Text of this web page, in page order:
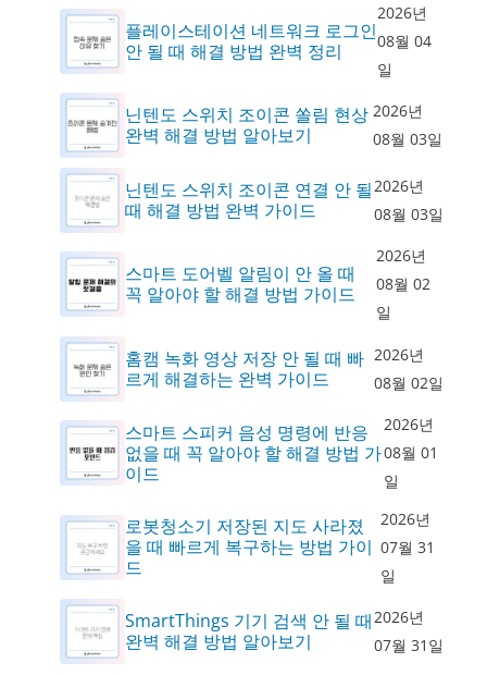
플레이스테이션 네트워크 로그인
안 될 때 해결 방법 완벽 정리
2026년
08월 04
일
닌텐도 스위치 조이콘 쏠림 현상
완벽 해결 방법 알아보기
2026년
08월 03일
닌텐도 스위치 조이콘 연결 안 될
때 해결 방법 완벽 가이드
2026년
08월 03일
스마트 도어벨 알림이 안 올 때
꼭 알아야 할 해결 방법 가이드
2026년
08월 02
일
홈캠 녹화 영상 저장 안 될 때 빠
르게 해결하는 완벽 가이드
2026년
08월 02일
스마트 스피커 음성 명령에 반응
없을 때 꼭 알아야 할 해결 방법 가
이드
2026년
08월 01
일
로봇청소기 저장된 지도 사라졌
을 때 빠르게 복구하는 방법 가이
드
2026년
07월 31
일
SmartThings 기기 검색 안 될 때
완벽 해결 방법 알아보기
2026년
07월 31일